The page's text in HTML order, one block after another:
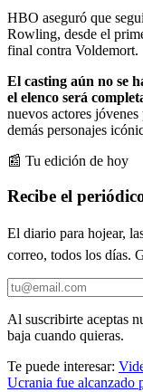
HBO aseguró que
Rowling, desde el
final contra Voldemort.
El casting aún no se
el elenco será
nuevos actores
demás personajes
📰 Tu edición de hoy
Recibe el
El diario para hojear,
correo, todos los días.
Al suscribirte aceptas
baja cuando quieras.
Te puede interesar:
Ucrania fue alcanzado